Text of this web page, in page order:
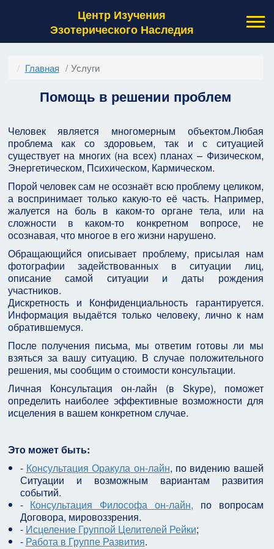
Центр Изучения
Эзотерического Наследия
Главная Услуги
Помощь в решении проблем
Человек является многомерным объектом.Любая
проблема как со здоровьем, так и с ситуацией
существует на многих (на всех) планах – Физическом,
Энергетическом, Психическом, Кармическом.
Порой человек сам не осознаёт всю проблему целиком,
а воспринимает только какую-то её часть. Например,
жалуется на боль в каком-то органе тела, или на
сложности в каком-то конкретном вопросе, не
осознавая, что многое в его жизни нарушено.
Обращающийся описывает проблему, присылая нам
фотографии задействованных в ситуации лиц,
описание самой ситуации и даты рождения
участников.
Дискретность и Конфиденциальность гарантируется.
Информация выдаётся только человеку, лично к нам
обратившемуся.
После получения письма, мы ответим готовы ли мы
взяться за вашу ситуацию. В случае положительного
решения, мы сообщим о стоимости консультации.
Личная Консультация он-лайн (в Skype), поможет
определить наиболее эффективные возможности для
исцеления в вашем конкретном случае.
Это может быть:
- Консультация Оракула он-лайн, по видению вашей
Ситуации и возможным вариантам развития
событий.
- Консультация Философа он-лайн, по вопросам
Договора, мировоззрения.
- Исцеление Группой Целителей Рейки;
- Работа в Группе Развития.